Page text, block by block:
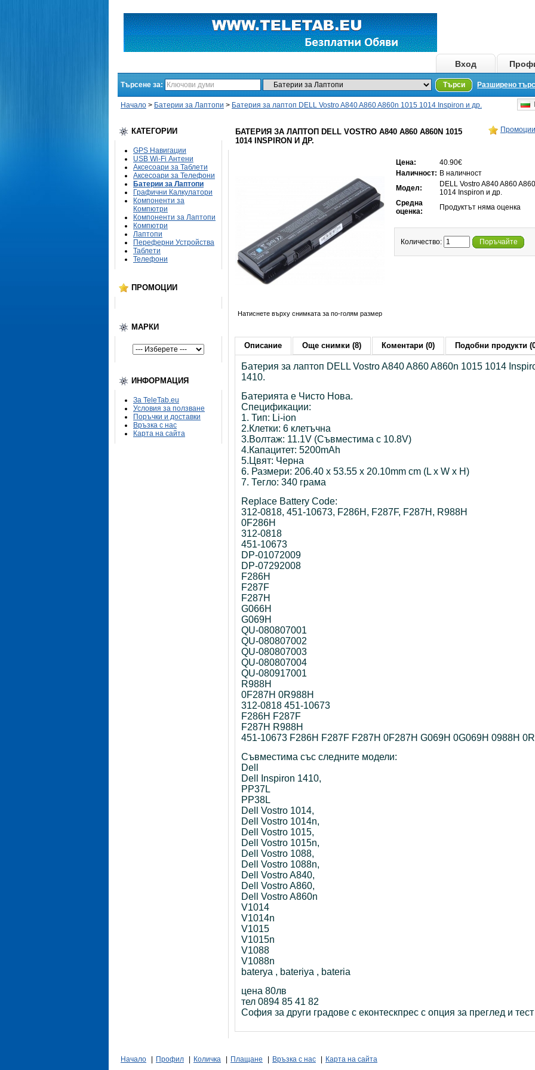
Вход
Търсене за: Търси Разширено
Начало > Батерии за Лаптопи > Батерия за лаптоп DELL Vostro A840 A860 A860n 1015 1014 Inspiron и др.
Промоции
КАТЕГОРИИ
GPS Навигации
USB Wi-Fi Антени
Аксесоари за Таблети
Аксесоари за Телефони
Батерии за Лаптопи
Графични Калкулатори
Компоненти за
Компютри
Компоненти за Лаптопи
Компютри
Лаптопи
Переферни Устройства
Таблети
Телефони
ПРОМОЦИИ
МАРКИ
ИНФОРМАЦИЯ
За TeleTab.eu
Условия за ползване
Поръчки и доставки
Връзка с нас
Карта на сайта
БАТЕРИЯ ЗА ЛАПТОП DELL VOSTRO A840 A860 A860N 1015
1014 INSPIRON И ДР.
Натиснете върху снимката за по-голям размер
Цена:
40.90€
Наличност: В наличност
Модел:
DELL Vostro A840 A860
1014 Inspiron и др.
Средна
оценка:
Продуктът няма оценка
Количество: Поръчайте
Описание Още снимки (8) Коментари (0) Подобни продукти
Батерия за лаптоп DELL Vostro A840 A860 A860n 1015 1014
1410.
Батерията е Чисто Нова.
Спецификации:
1. Тип: Li-ion
2.Клетки: 6 клетъчна
3.Волтаж: 11.1V (Съвместима с 10.8V)
4.Капацитет: 5200mAh
5.Цвят: Черна
6. Размери: 206.40 x 53.55 x 20.10mm cm (L x W x H)
7. Тегло: 340 грама
Replace Battery Code:
312-0818, 451-10673, F286H, F287F, F287H, R988H
0F286H
312-0818
451-10673
DP-01072009
DP-07292008
F286H
F287F
F287H
G066H
G069H
QU-080807001
QU-080807002
QU-080807003
QU-080807004
QU-080917001
R988H
0F287H 0R988H
312-0818 451-10673
F286H F287F
F287H R988H
451-10673 F286H F287F F287H 0F287H G069H 0G069H 0988H
Съвместима със следните модели:
Dell
Dell Inspiron 1410,
PP37L
PP38L
Dell Vostro 1014,
Dell Vostro 1014n,
Dell Vostro 1015,
Dell Vostro 1015n,
Dell Vostro 1088,
Dell Vostro 1088n,
Dell Vostro A840,
Dell Vostro A860,
Dell Vostro A860n
V1014
V1014n
V1015
V1015n
V1088
V1088n
baterya , bateriya , bateria
цена 80лв
тел 0894 85 41 82
София за други градове с еконтескпрес с опция за преглед и тест
Начало Профил Количка Плащане Връзка с нас Карта на сайта